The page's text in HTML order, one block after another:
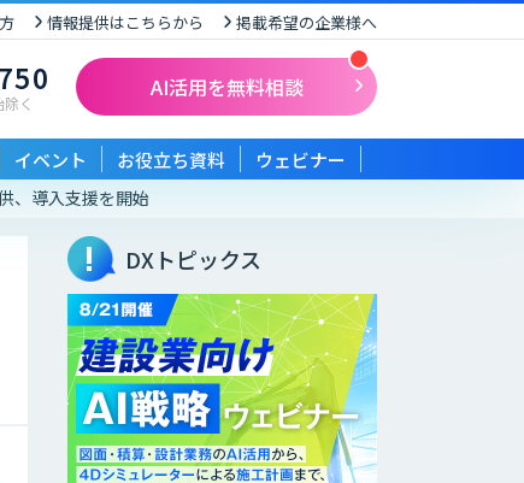
情報提供はこちらから 掲載希望の企業様へ
く
AI活用を無料相談
イベント お役立ち資料 ウェビナー
、導入支援を開始
DXトピックス